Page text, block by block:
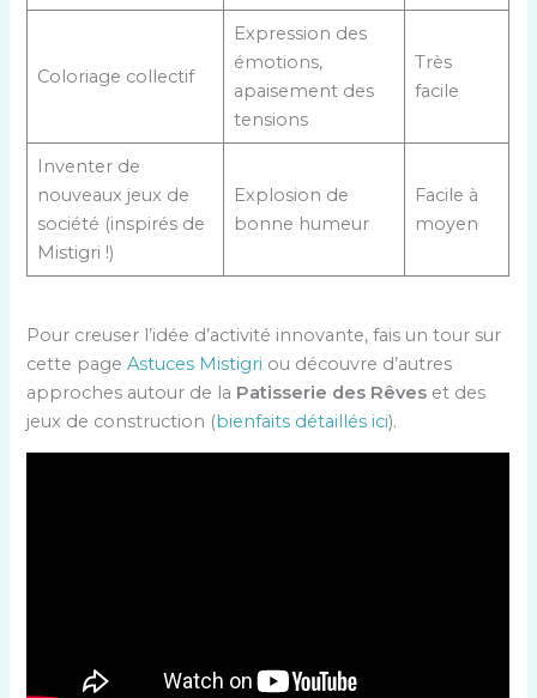
Coloriage collectif
Expression des
émotions,
apaisement des
tensions
Très
facile
Inventer de
nouveaux jeux de
société (inspirés de
Mistigri !)
Explosion de
bonne humeur
Facile à
moyen
Pour creuser l’idée d’activité innovante, fais un tour sur
cette pageAstuces Mistigri ou découvre d’autres
approches autour de la Patisserie des Rêves et des
jeux de construction (bienfaits détaillés ici).